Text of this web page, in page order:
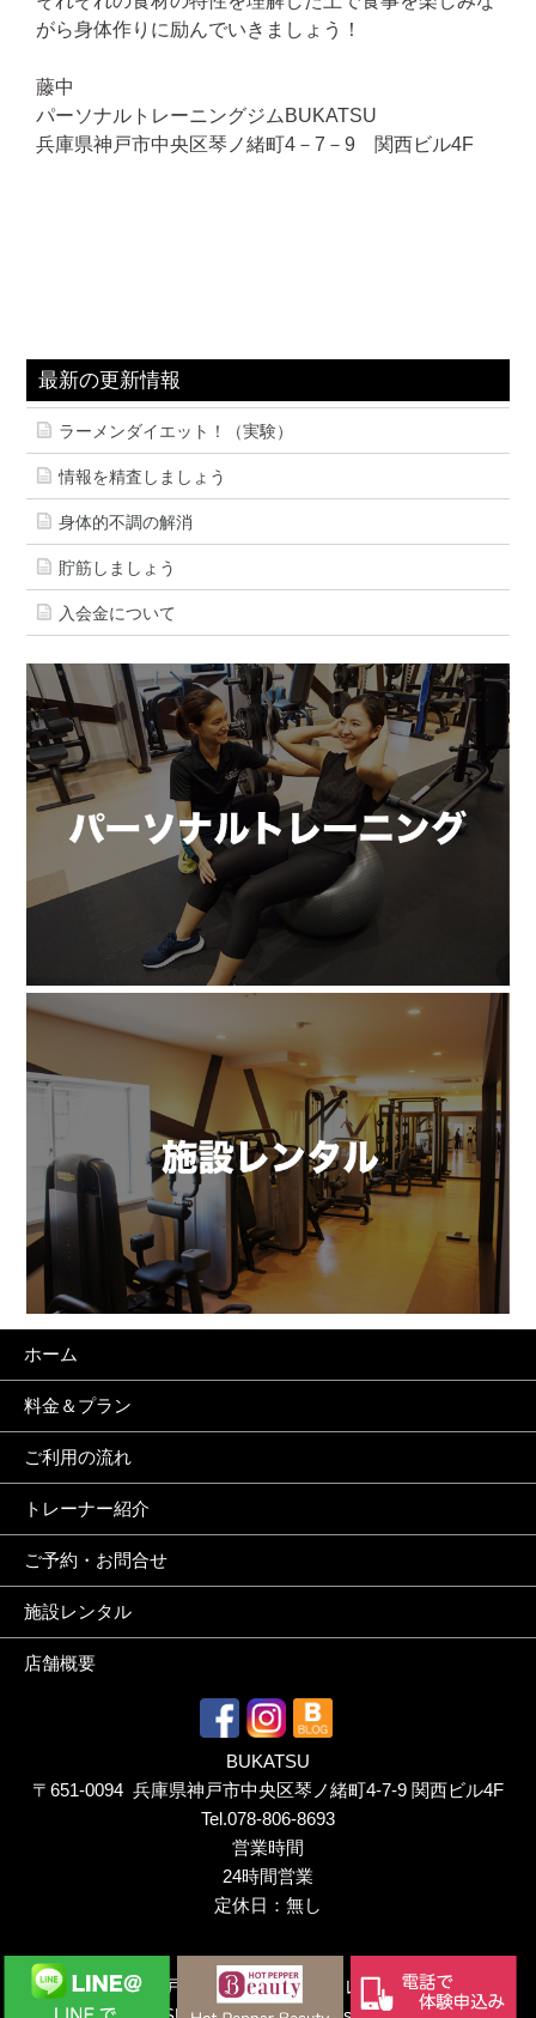
がら身体作りに励んでいきましょう！
藤中
パーソナルトレーニングジムBUKATSU
兵庫県神戸市中央区琴ノ緒町4－7－9 関西ビル4F
最新の更新情報
ラーメンダイエット！（実験）
情報を精査しましょう
身体的不調の解消
貯筋しましょう
入会金について
ホーム
料金＆プラン
ご利用の流れ
トレーナー紹介
ご予約・お問合せ
施設レンタル
店舗概要
BUKATSU
〒651-0094 兵庫県神戸市中央区琴ノ緒町4-7-9 関西ビル4F
Tel.078-806-8693
営業時間
24時間営業
定休日：無し
Copyright ©
神戸三宮のパーソナルトレーニングジム｜